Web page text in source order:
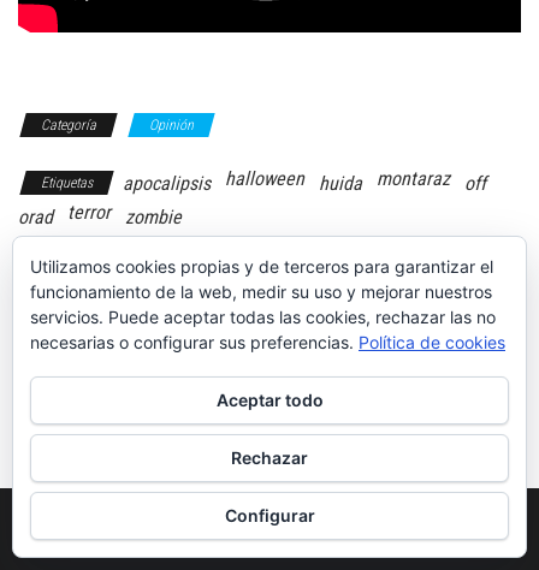
Categoría Opinión
Etiquetas apocalipsis halloween huida montaraz
off
orad
terror zombie
Las mejores
alternativas a
para ir
contracorriente
Prueba del
Jaguar I Pace
Dynamic SE
WordPress |Tema:
Utilizamos cookies propias y de terceros para garantizar el
funcionamiento de la web, medir su uso y mejorar nuestros
servicios. Puede aceptar todas las cookies, rechazar las no
necesarias o configurar sus preferencias. Política de cookies
Aceptar todo
Rechazar
Configurar